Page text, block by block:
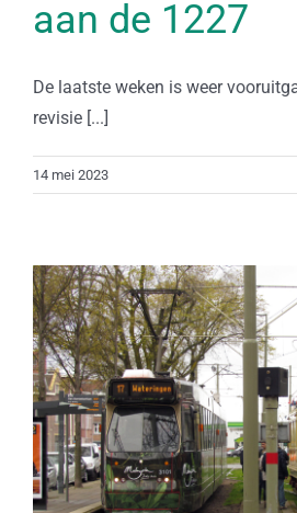
aan de 1227
De laatste weken is weer
revisie [...]
14 mei 2023